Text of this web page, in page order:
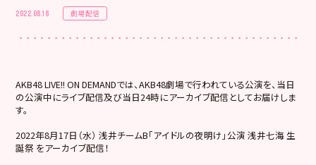
2022.08.18 劇場配信
AKB48 LIVE!! ON DEMANDでは、AKB48劇場で行われている公演を、当日
の公演中にライブ配信及び当日24時にアーカイブ配信としてお届けしま
す。
2022年8月17日（水） 浅井チームB「アイドルの夜明け」公演 浅井七海 生
誕祭 をアーカイブ配信！